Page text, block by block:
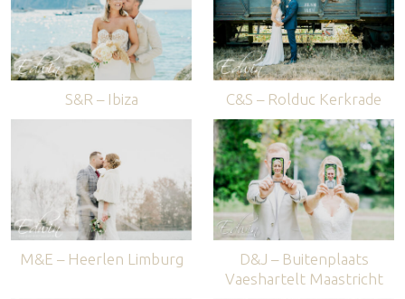
S&R – Ibiza C&S – Rolduc Kerkrade
M&E – Heerlen Limburg
D&J – Buitenplaats
Vaeshartelt Maastricht